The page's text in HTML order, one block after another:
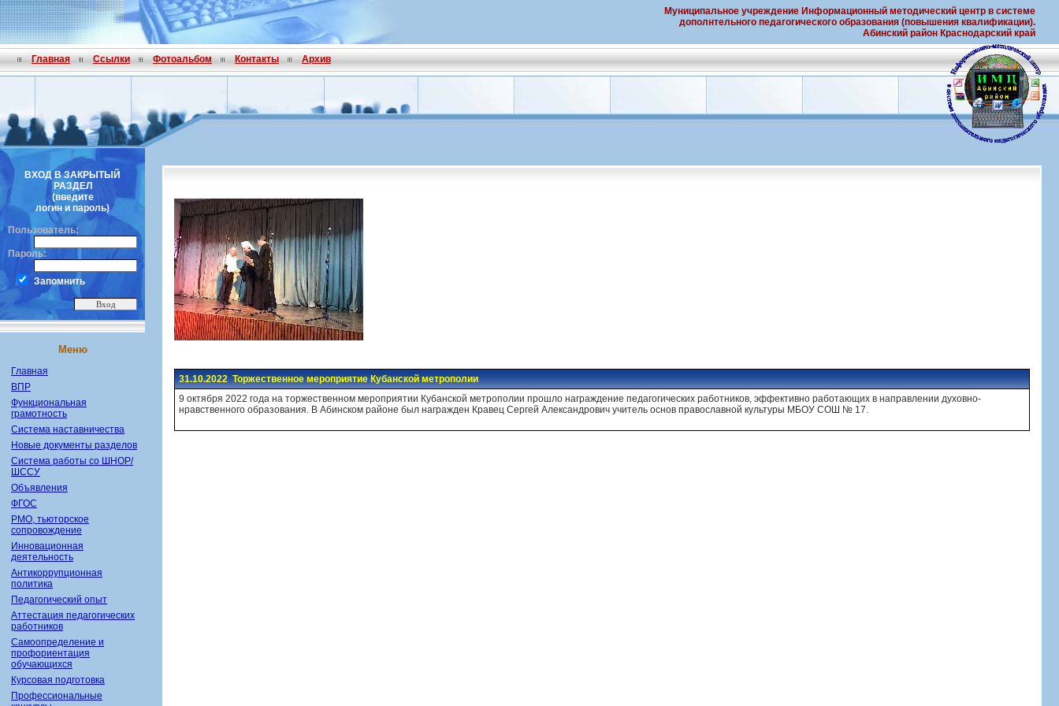
Муниципальное учреждение Информационный методический центр в системе
дополнтельного педагогического образования (повышения квалификации).
Абинский район Краснодарский край
Главная Ссылки Фотоальбом Контакты Архив
ВХОД В ЗАКРЫТЫЙ
РАЗДЕЛ
(введите
логин и пароль)
Пользователь:
Пароль:
Запомнить
Меню
Главная
ВПР
Функциональная
грамотность
Система наставничества
Новые документы разделов
Система работы со ШНОР/
ШССУ
Объявления
ФГОС
РМО, тьюторское
сопровождение
Инновационная
деятельность
Антикоррупционная
политика
Педагогический опыт
Аттестация педагогических
работников
Самоопределение и
профориентация
обучающихся
Курсовая подготовка
Профессиональные
31.10.2022 Торжественное мероприятие Кубанской метрополии
9 октября 2022 года на торжественном мероприятии Кубанской метрополии прошло награждение педагогических работников, эффективно работающих в направлении духовно-
нравственного образования. В Абинском районе был награжден Кравец Сергей Александрович учитель основ православной культуры МБОУ СОШ № 17.